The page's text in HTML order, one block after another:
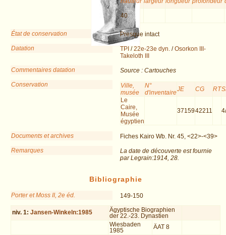
40
État de conservation
Presque intact
Datation
TPI /22e-23e dyn. /Osorkon III-
Takeloth III
Commentaires datation
Source : Cartouches
Conservation
Ville,
musée
N°
d'inventaireJE CG RT
Le
Caire,
Musée
égyptien
3715942211
Documents et archives
Fiches Kairo Wb. Nr. 45, <22>-<39>
Remarques
La date de découverte est fournie
par Legrain:1914, 28.
Bibliographie
Porter et Moss II, 2e éd. 149-150
niv. 1:Jansen-Winkeln:1985
Ägyptische Biographien
der 22.-23. Dynastien
Wiesbaden
1985
ÄAT 8